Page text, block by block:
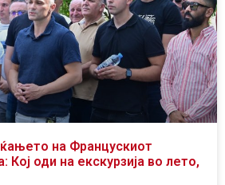
на Францускиот
Кој оди на екскурзија во лето,